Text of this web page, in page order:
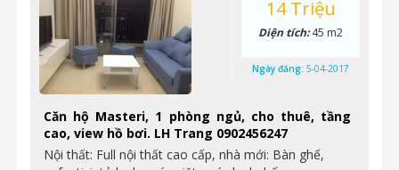
Căn hộ Masteri, 1 phòng ngủ, cho thuê, tầng
cao, view hồ bơi. LH Trang 0902456247
Nội thất: Full nội thất cao cấp, nhà mới: Bàn ghế,
14 Triệu
Diện tích:45 m2
Ngày đăng: 5-04-2017